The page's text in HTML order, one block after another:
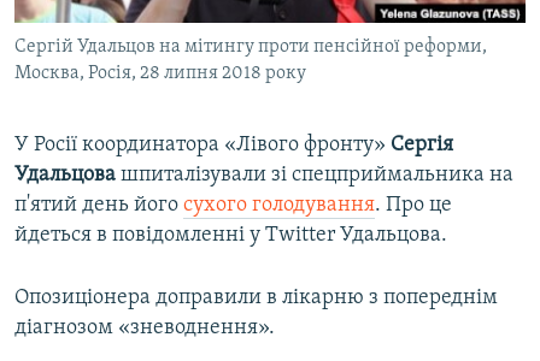
СВІДЧЕННЯ ОКУПАЦІЇ
УКРАЇНСЬКА ПРОБЛЕМА КРИМУ
Qırımtatar
Усі сайти RFE/RL
Сергій Удальцов на мітингу проти пенсійної реформи,
Москва, Росія, 28 липня 2018 року
У Росії координатора «Лівого фронту» Сергія
Удальцова шпиталізували зі спецприймальника на
п'ятий день його сухого голодування. Про це
йдеться в повідомленні у Twitter Удальцова.
Опозиціонера доправили в лікарню з попереднім
діагнозом «зневоднення».